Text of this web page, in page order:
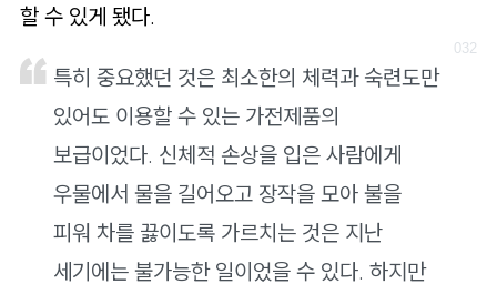
할 수 있게 됐다.
특히 중요했던 것은 최소한의 체력과 숙련도만
있어도 이용할 수 있는 가전제품의
보급이었다. 신체적 손상을 입은 사람에게
우물에서 물을 길어오고 장작을 모아 불을
피워 차를 끓이도록 가르치는 것은 지난
세기에는 불가능한 일이었을 수 있다. 하지만